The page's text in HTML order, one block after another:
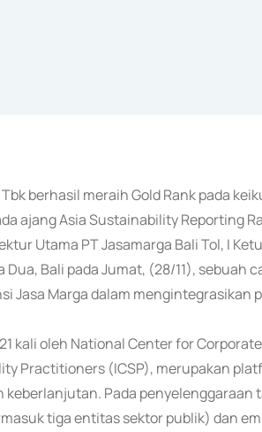
berhasil meraih Gold Rank pada
ajang Asia Sustainability Reporting
Utama PT Jasamarga Bali Tol, I
Bali pada Jumat, (28/11), sebuah
Jasa Marga dalam mengintegrasikan
kali oleh National Center for
Practitioners (ICSP), merupakan
Pada penyelenggaraan
tiga entitas sektor publik) dan